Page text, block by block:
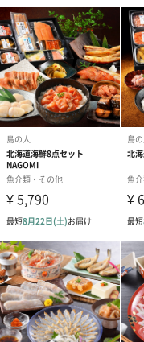
限
アレルゲン情
報
アレルギ
配送方法（常
温・冷凍・冷
蔵）
冷凍
内容量／数量
ずわい
１、こ
完熟た
山椒５